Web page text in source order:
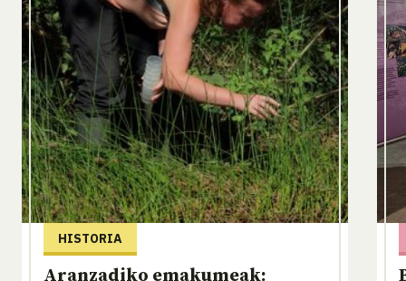
HISTORIA
Aranzadiko emakumeak: